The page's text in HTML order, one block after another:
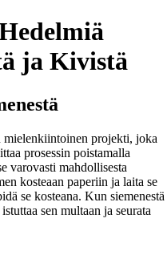
ja Kivistä
mielenkiintoinen projekti, joka
prosessin poistamalla
varovasti mahdollisesta
kosteaan paperiin ja laita se
se kosteana. Kun siemenestä
sen multaan ja seurata